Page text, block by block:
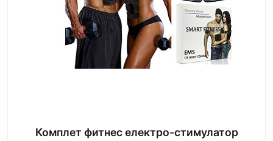
Комплет фитнес електро-стимулатор